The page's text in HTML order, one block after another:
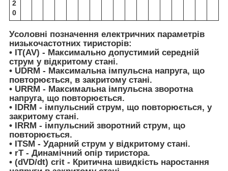
2
0
Усоловні позначення електричних параметрів
низькочастотних тиристорів:
• IT(AV) - Максимально допустимий середній
струм у відкритому стані.
• UDRM - Максимальна імпульсна напруга, що
повторюється, в закритому стані.
• URRM - Максимальна імпульсна зворотна
напруга, що повторюється.
• IDRM - імпульсний струм, що повторюється, у
закритому стані.
• IRRM - імпульсний зворотний струм, що
повторюється.
• ITSM - Ударний струм у відкритому стані.
• rT- Динамічний опір тиристора.
• (dVD/dt) crit - Критична швидкість наростання